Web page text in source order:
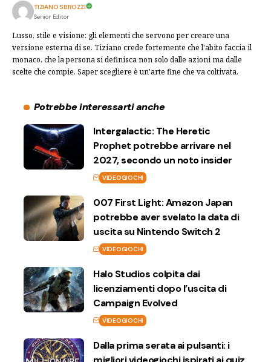
TIZIANO SBROZZI
Senior Editor
Lusso, stile e visione: gli elementi che servono per creare una
versione esterna di se. Tiziano crede fortemente che l'abito faccia il
monaco, che la persona si definisca non solo dalle azioni ma dalle
scelte che compie. Saper scegliere è un'arte fine che va coltivata.
Potrebbe interessarti anche
Intergalactic: The Heretic
Prophet potrebbe arrivare nel
2027, secondo un noto insider
VIDEOGIOCHI
007 First Light: Amazon Japan
potrebbe aver svelato la data di
uscita su Nintendo Switch 2
VIDEOGIOCHI
Halo Studios colpita dai
licenziamenti dopo l’uscita di
Campaign Evolved
VIDEOGIOCHI
Dalla prima serata ai pulsanti: i